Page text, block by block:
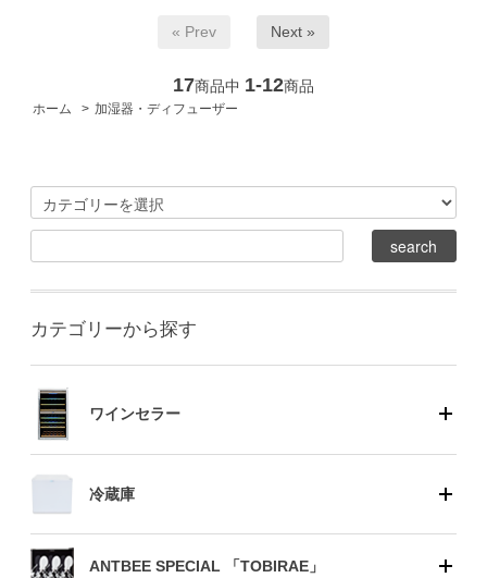
« Prev Next »
17商品中 1-12商品
ホーム > 加湿器・ディフューザー
カテゴリーから探す
ワインセラー
冷蔵庫
ANTBEE SPECIAL 「TOBIRAE」